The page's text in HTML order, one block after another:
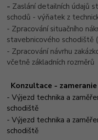
- Zaslání detailních údajů
schodů - výňatek z
- Zpracování situačního
stavebnicového schodiště
- Zpracování návrhu
včetně základních
Konzultace - zameranie
- Výjezd technika a
schodiště
- Výjezd technika a
schodiště